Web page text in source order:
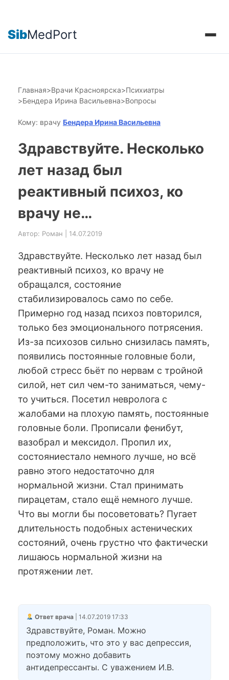
SibMedPort
Главная>Врачи Красноярска>Психиатры
>Бендера Ирина Васильевна>Вопросы
Кому: врачу Бендера Ирина Васильевна
Здравствуйте. Несколько
лет назад был
реактивный психоз, ко
врачу не…
Автор: Роман | 14.07.2019
Здравствуйте. Несколько лет назад был
реактивный психоз, ко врачу не
обращался, состояние
стабилизировалось само по себе.
Примерно год назад психоз повторился,
только без эмоционального потрясения.
Из-за психозов сильно снизилась память,
появились постоянные головные боли,
любой стресс бьёт по нервам с тройной
силой, нет сил чем-то заниматься, чему-
то учиться. Посетил невролога с
жалобами на плохую память, постоянные
головные боли. Прописали фенибут,
вазобрал и мексидол. Пропил их,
состояниестало немного лучше, но всё
равно этого недостаточно для
нормальной жизни. Стал принимать
пирацетам, стало ещё немного лучше.
Что вы могли бы посоветовать? Пугает
длительность подобных астенических
состояний, очень грустно что фактически
лишаюсь нормальной жизни на
протяжении лет.
Ответ врача| 14.07.2019 17:33
Здравствуйте, Роман. Можно
предположить, что это у вас депрессия,
поэтому можно добавить
антидепрессанты. С уважением И.В.